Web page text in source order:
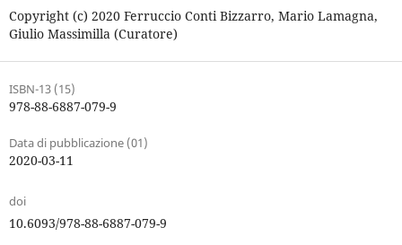
Copyright (c) 2020 Ferruccio Conti Bizzarro, Mario Lamagna,
Giulio Massimilla (Curatore)
ISBN-13 (15)
978-88-6887-079-9
Data di pubblicazione (01)
2020-03-11
doi
10.6093/978-88-6887-079-9